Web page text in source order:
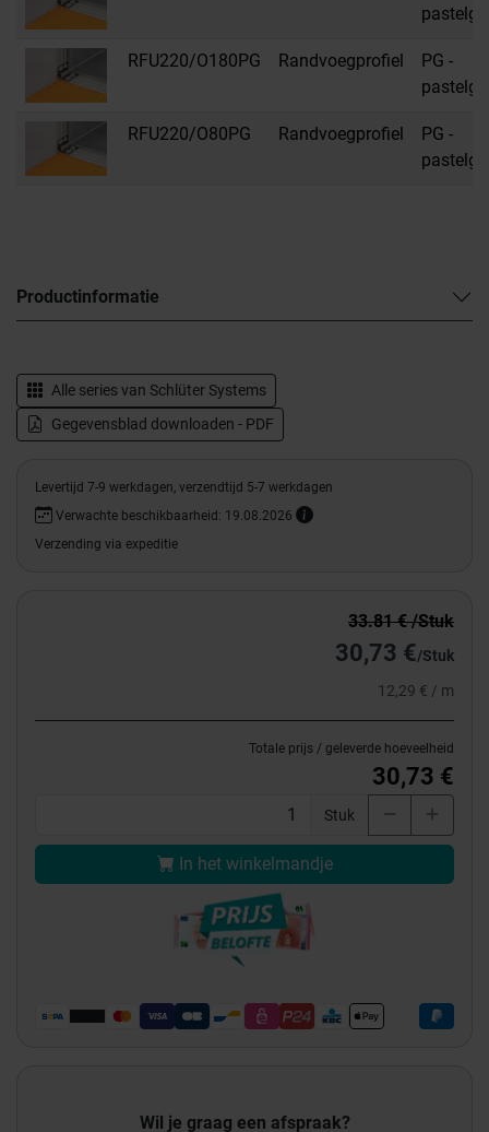
RFU220/O180PG Randvoegprofiel
PG -
RFU220/O80PG Randvoegprofiel
PG -
Productinformatie
Alle series van Schlüter Systems
Gegevensblad downloaden - PDF
Levertijd 7-9 werkdagen, verzendtijd 5-7 werkdagen
Verwachte beschikbaarheid: 19.08.2026
Verzending via expeditie
33.81 € /Stuk
30,73 €/Stuk
12,29 € / m
Totale prijs / geleverde hoeveelheid
30,73 €
Stuk
In het winkelmandje
Wil je graag een afspraak?